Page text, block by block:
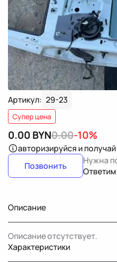
Артикул: 29-23
Супер цена
0.00 BYN0.00-10%
авторизируйся и
Позвонить
Нужна
Описание
Описание отсутствует.
Характеристики